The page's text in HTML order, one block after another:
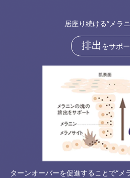
居座り続ける“メラ
排出 をサポー
ターンオーバーを促進することで“メ